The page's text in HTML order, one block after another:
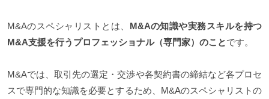
M&Aのスペシャリストとは、 M&Aの知識や実務スキルを持つ
M&A支援を行うプロフェッショナル（専門家）のことです。
M&Aでは、取引先の選定・交渉や各契約書の締結など各プロセ
スで専門的な知識を必要とするため、M&Aのスペシャリストの